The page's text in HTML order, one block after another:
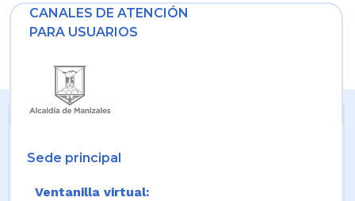
CANALES DE ATENCIÓN
PARA USUARIOS
Sede principal
Ventanilla virtual: